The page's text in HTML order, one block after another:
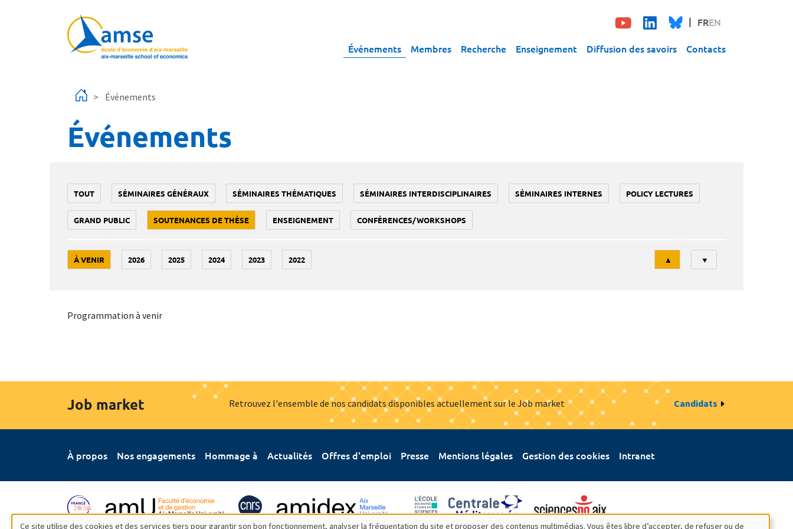
FREN
Événements Membres Recherche Enseignement Diffusion des savoirs Contacts
Événements
Événements
TOUT SÉMINAIRES GÉNÉRAUX SÉMINAIRES THÉMATIQUES SÉMINAIRES INTERDISCIPLINAIRES SÉMINAIRES INTERNES POLICY LECTURES
GRAND PUBLIC SOUTENANCES DE THÈSE ENSEIGNEMENT CONFÉRENCES/WORKSHOPS
À VENIR 2026 2025 2024 2023 2022
Tri
▲ ▼
Programmation à venir
Job market Retrouvez l'ensemble de nos candidats disponibles actuellement sur le Job market Candidats
À propos Nos engagements Hommage à Actualités Offres d'emploi Presse Mentions légales Gestion des cookies Intranet
Ce site utilise des cookies et des services tiers pour garantir son bon fonctionnement, analyser la fréquentation du site et proposer des contenus multimédias. Vous êtes libre d’accepter, de refuser ou de